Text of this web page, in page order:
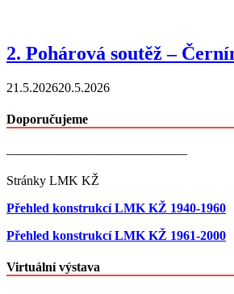
2. Pohárová soutěž –
21.5.202620.5.2026
Doporučujeme
——————————————
Stránky LMK KŽ
Přehled konstrukcí LMK KŽ 1940-1960
Přehled konstrukcí LMK KŽ 1961-2000
Virtuální výstava